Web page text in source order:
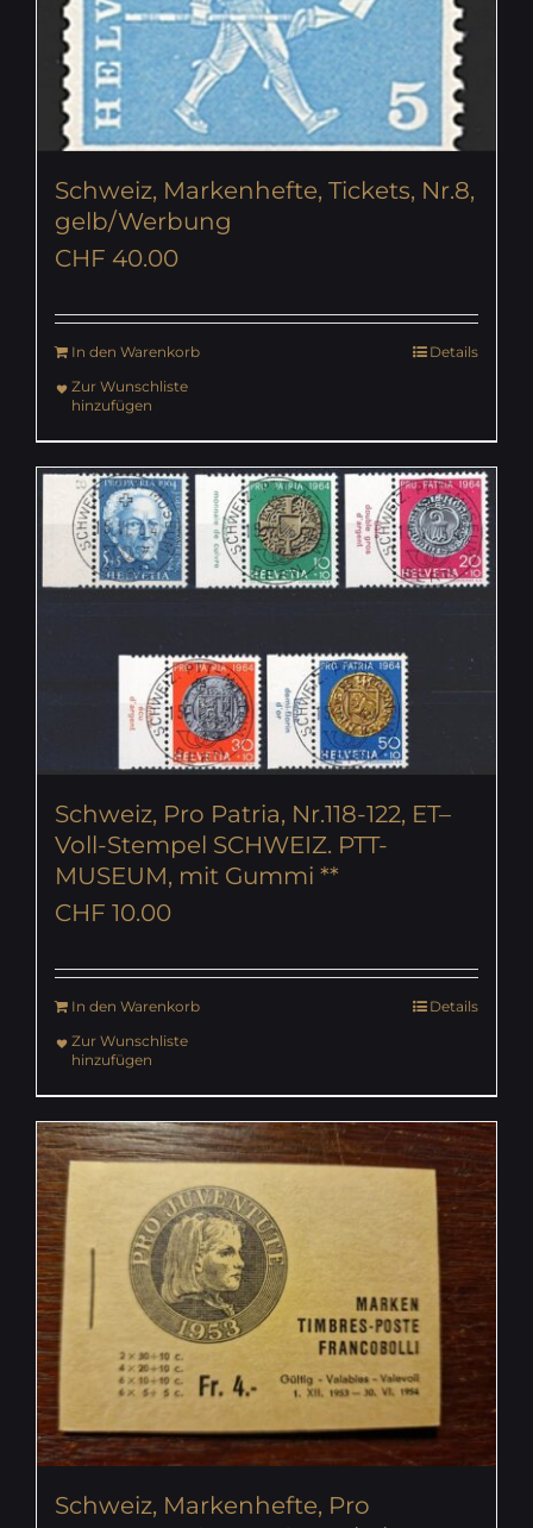
Schweiz, Markenhefte, Tickets, Nr.8,
gelb/Werbung
CHF 40.00
In den Warenkorb
Details
Zur Wunschliste
hinzufügen
Schweiz, Pro Patria, Nr.118-122, ET–
Voll-Stempel SCHWEIZ. PTT-
MUSEUM, mit Gummi **
CHF 10.00
In den Warenkorb
Details
Zur Wunschliste
hinzufügen
Schweiz, Markenhefte, Pro